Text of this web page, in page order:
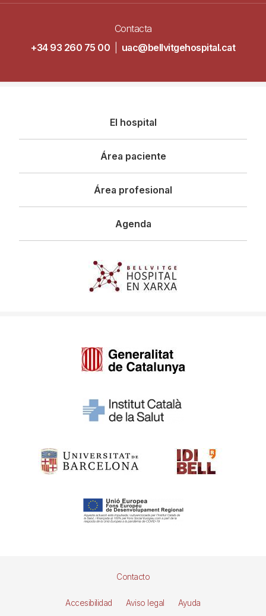
Contacta
+34 93 260 75 00
uac@bellvitgehospital.cat
principal
El hospital
Área paciente
Área profesional
Agenda
Contacto
Accesibilidad Aviso legal Ayuda